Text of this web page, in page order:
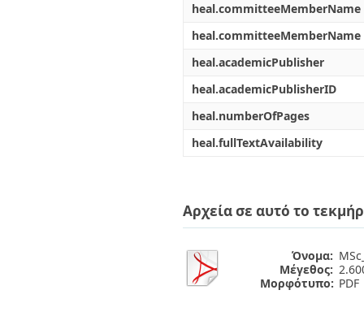
heal.committeeMemberName
heal.committeeMemberName
heal.academicPublisher
heal.academicPublisherID
heal.numberOfPages
heal.fullTextAvailability
Αρχεία σε αυτό το
Όνομα:
Μέγεθος:
Μορφότυπο: PDF